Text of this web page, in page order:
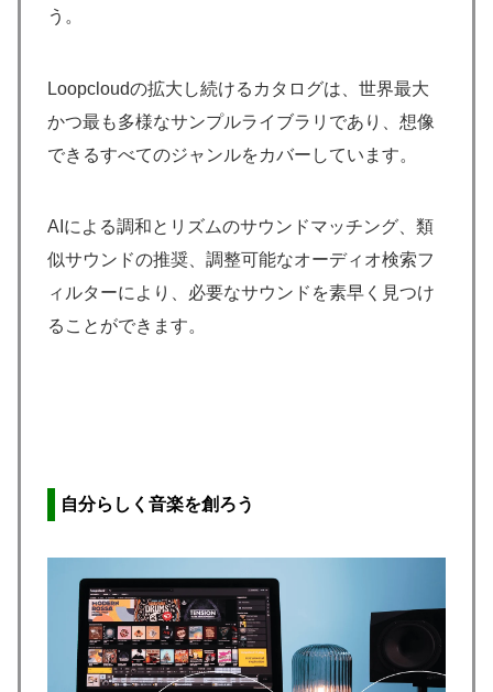
う。
Loopcloudの拡大し続けるカタログは、世界最大
かつ最も多様なサンプルライブラリであり、想像
できるすべてのジャンルをカバーしています。
AIによる調和とリズムのサウンドマッチング、類
似サウンドの推奨、調整可能なオーディオ検索フ
ィルターにより、必要なサウンドを素早く見つけ
ることができます。
自分らしく音楽を創ろう